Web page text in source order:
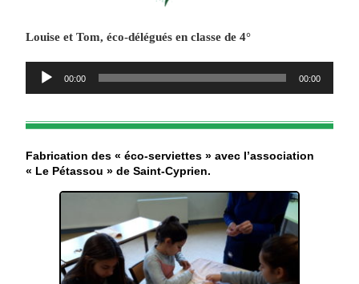
Louise et Tom, éco-délégués en classe de 4°
Lecteur
audio
00:00 00:00
Fabrication des « éco-serviettes » avec l’association
« Le Pétassou » de Saint-Cyprien.